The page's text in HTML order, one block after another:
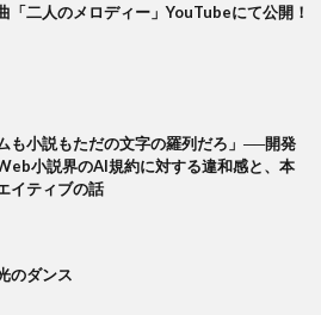
「二人のメロディー」YouTubeにて公開！
も小説もただの文字の羅列だろ」──開発
小説界のAI規約に対する違和感と、本
イティブの話
のダンス